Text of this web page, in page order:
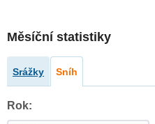
Měsíční statistiky
Srážky Sníh
Rok: